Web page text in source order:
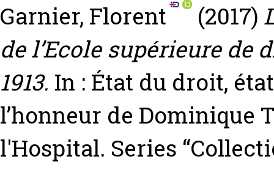
Garnier, Florent (2017)
de l’Ecole supérieure
1913. In : État du droit,
l’honneur de Dominique
l'Hospital. Series